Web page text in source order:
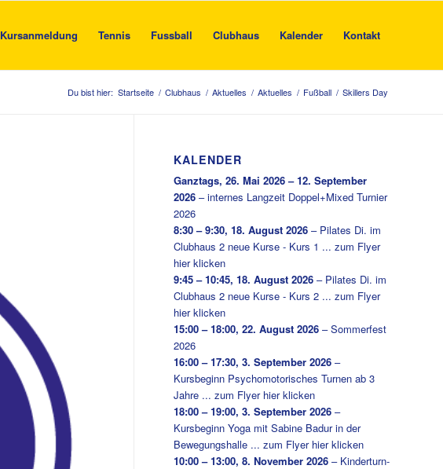
Kursanmeldung Tennis Fussball Clubhaus Kalender Kontakt
Du bist hier: Startseite / Clubhaus / Aktuelles / Aktuelles / Fußball / Skillers Day
KALENDER
Ganztags,26. Mai 2026 – 12. September
2026 –internes Langzeit Doppel+Mixed Turnier
2026
8:30 – 9:30,18. August 2026 – Pilates Di. im
Clubhaus 2 neue Kurse - Kurs 1 ... zum Flyer
hier klicken
9:45 – 10:45,18. August 2026 – Pilates Di. im
Clubhaus 2 neue Kurse - Kurs 2 ... zum Flyer
hier klicken
15:00 – 18:00,22. August 2026 –Sommerfest
2026
16:00 – 17:30,3. September 2026 –
Kursbeginn Psychomotorisches Turnen ab 3
Jahre ... zum Flyer hier klicken
18:00 – 19:00,3. September 2026 –
Kursbeginn Yoga mit Sabine Badur in der
Bewegungshalle ... zum Flyer hier klicken
10:00 – 13:00,8. November 2026 – Kinderturn-